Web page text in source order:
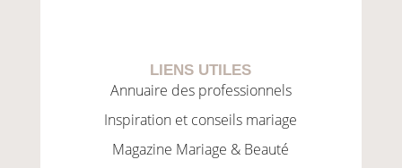
LIENS UTILES
Annuaire des professionnels
Inspiration et conseils mariage
Magazine Mariage & Beauté